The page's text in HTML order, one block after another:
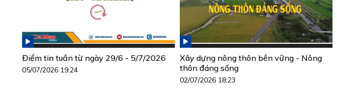
Điểm tin tuần từ ngày 29/6 - 5/7/2026
05/07/2026 19:24
Xây dựng nông thôn bền vững - Nông
thôn đáng sống
02/07/2026 18:23